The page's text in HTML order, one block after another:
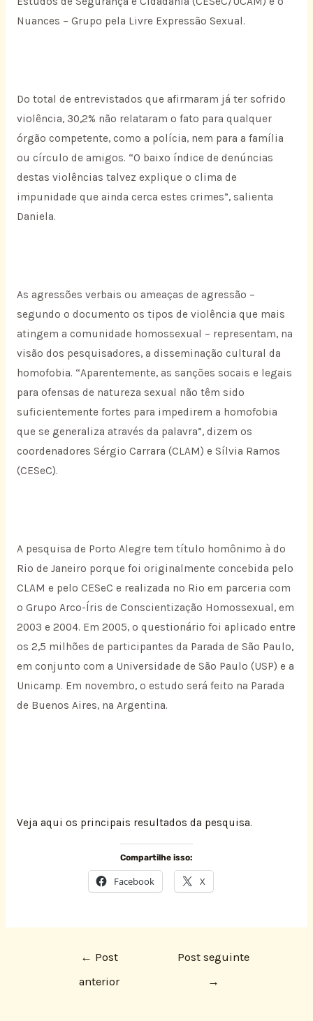
Nuances – Grupo pela Livre Expressão Sexual.
Do total de entrevistados que afirmaram já ter sofrido
violência, 30,2% não relataram o fato para qualquer
órgão competente, como a polícia, nem para a família
ou círculo de amigos. “O baixo índice de denúncias
destas violências talvez explique o clima de
impunidade que ainda cerca estes crimes”, salienta
Daniela.
As agressões verbais ou ameaças de agressão –
segundo o documento os tipos de violência que mais
atingem a comunidade homossexual – representam, na
visão dos pesquisadores, a disseminação cultural da
homofobia. “Aparentemente, as sanções socais e legais
para ofensas de natureza sexual não têm sido
suficientemente fortes para impedirem a homofobia
que se generaliza através da palavra”, dizem os
coordenadores Sérgio Carrara (CLAM) e Sílvia Ramos
(CESeC).
A pesquisa de Porto Alegre tem título homônimo à do
Rio de Janeiro porque foi originalmente concebida pelo
CLAM e pelo CESeC e realizada no Rio em parceria com
o Grupo Arco-Íris de Conscientização Homossexual, em
2003 e 2004. Em 2005, o questionário foi aplicado entre
os 2,5 milhões de participantes da Parada de São Paulo,
em conjunto com a Universidade de São Paulo (USP) e a
Unicamp. Em novembro, o estudo será feito na Parada
de Buenos Aires, na Argentina.
Veja aqui os principais resultados da pesquisa.
Compartilhe isso:
Facebook X
← Post
anterior
Post seguinte
→